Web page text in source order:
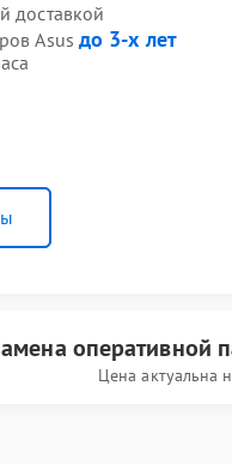
доставкой
Asus до 3-х лет
оперативной
Цена актуальна